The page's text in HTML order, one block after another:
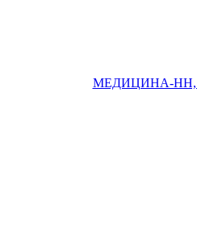
МЕДИЦИНА-НН,